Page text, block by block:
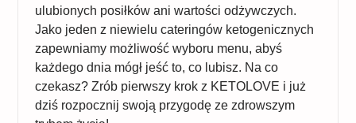
ulubionych posiłków ani wartości odżywczych.
Jako jeden z niewielu cateringów ketogenicznych
zapewniamy możliwość wyboru menu, abyś
każdego dnia mógł jeść to, co lubisz. Na co
czekasz? Zrób pierwszy krok z KETOLOVE i już
dziś rozpocznij swoją przygodę ze zdrowszym